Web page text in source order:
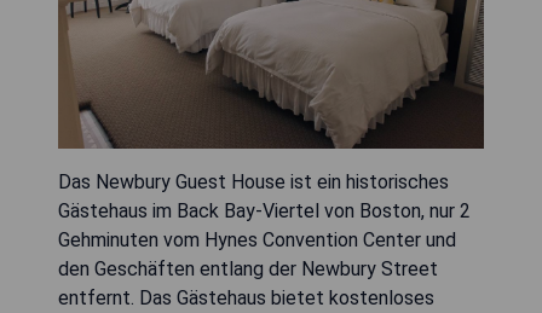
Das Newbury Guest House ist ein historisches
Gästehaus im Back Bay-Viertel von Boston, nur 2
Gehminuten vom Hynes Convention Center und
den Geschäften entlang der Newbury Street
entfernt. Das Gästehaus bietet kostenloses